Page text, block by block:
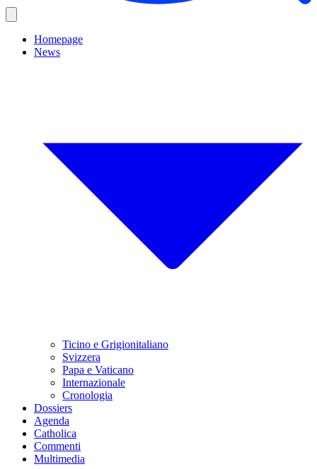
Homepage
News
Ticino e Grigionitaliano
Svizzera
Papa e Vaticano
Internazionale
Cronologia
Dossiers
Agenda
Catholica
Commenti
Multimedia